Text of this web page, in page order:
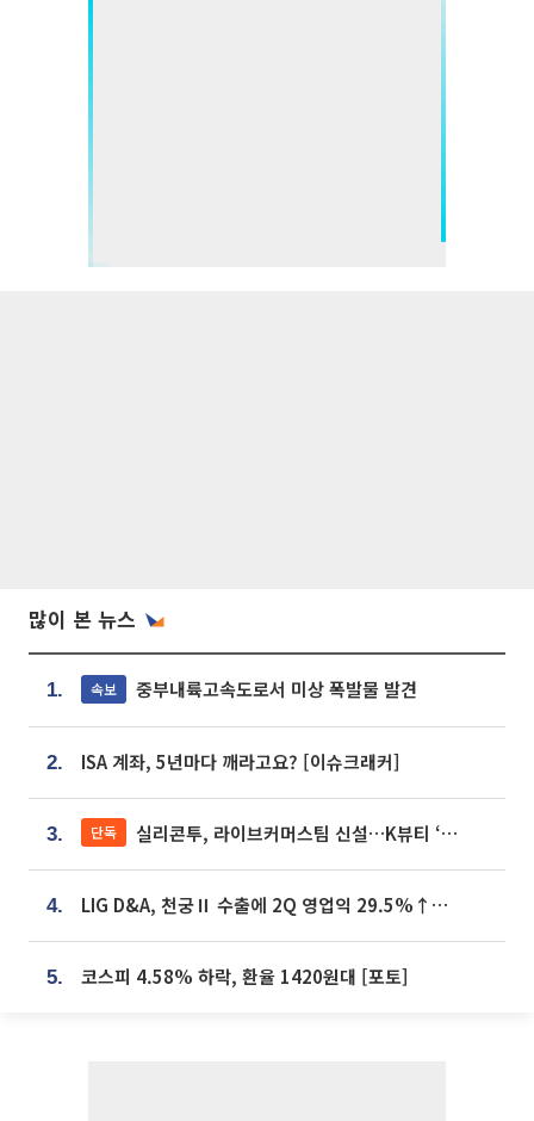
많이 본 뉴스
1. 속보 중부내륙고속도로서 미상 폭발물 발견
2. ISA 계좌, 5년마다 깨라고요? [이슈크래커]
3. 단독 실리콘투, 라이브커머스팀 신설…K뷰티 ‘글로벌 판매망’ 확대[K뷰티 라방戰]
4. LIG D&A, 천궁Ⅱ 수출에 2Q 영업익 29.5%↑…수주잔고 24.6조 [종합]
5. 코스피 4.58% 하락, 환율 1420원대 [포토]